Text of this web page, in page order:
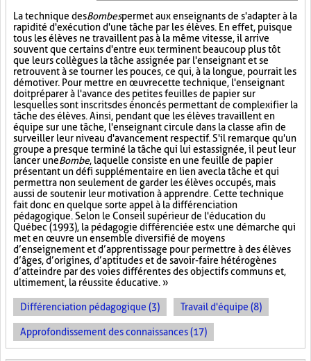
La technique desBombespermet aux enseignants de s'adapter à la
rapidité d'exécution d'une tâche par les élèves. En effet, puisque
tous les élèves ne travaillent pas à la même vitesse, il arrive
souvent que certains d'entre eux terminent beaucoup plus tôt
que leurs collègues la tâche assignée par l'enseignant et se
retrouvent à se tourner les pouces, ce qui, à la longue, pourrait les
démotiver. Pour mettre en œuvre cette technique, l'enseignant
doit préparer à l'avance des petites feuilles de papier sur
lesquelles sont inscrits des énoncés permettant de complexifier la
tâche des élèves. Ainsi, pendant que les élèves travaillent en
équipe sur une tâche, l'enseignant circule dans la classe afin de
surveiller leur niveau d'avancement respectif. S'il remarque qu'un
groupe a presque terminé la tâche qui lui est assignée, il peut leur
lancer uneBombe, laquelle consiste en une feuille de papier
présentant un défi supplémentaire en lien avec la tâche et qui
permettra non seulement de garder les élèves occupés, mais
aussi de soutenir leur motivation à apprendre. Cette technique
fait donc en quelque sorte appel à la différenciation
pédagogique. Selon le Conseil supérieur de l'éducation du
Québec (1993), la pédagogie différenciée est « une démarche qui
met en œuvre un ensemble diversifié de moyens
d’enseignement et d’apprentissage pour permettre à des élèves
d’âges, d’origines, d’aptitudes et de savoir-faire hétérogènes
d’atteindre par des voies différentes des objectifs communs et,
ultimement, la réussite éducative. »
Différenciation pédagogique (3) Travail d'équipe (8)
Approfondissement des connaissances (17)